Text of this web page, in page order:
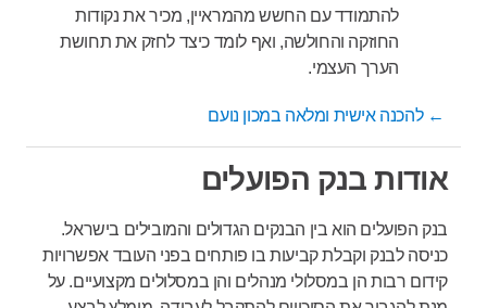
להתמודד עם החשש מהמראיין, מכיר את נקודות
החוזקה והחולשה, ואף לומד כיצד לחזק את תחושת
הערך העצמי.
← להכנה אישית ומלאה במכון נועם
אודות בנק הפועלים
בנק הפועלים הוא בין הבנקים הגדולים והמובילים בישראל.
כניסה לבנק וקבלת קביעות בו פותחים בפני העובד אפשרויות
קידום רבות הן במסלולי מנהלים והן במסלולים מקצועיים. על